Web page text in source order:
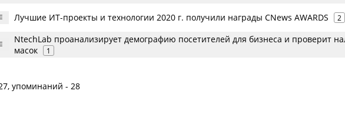
Лучшие ИТ-проекты и технологии 2020 г. получили награды CNews AWARDS 2
NtechLab проанализирует демографию посетителей для бизнеса и проверит
масок
1
упоминаний - 28